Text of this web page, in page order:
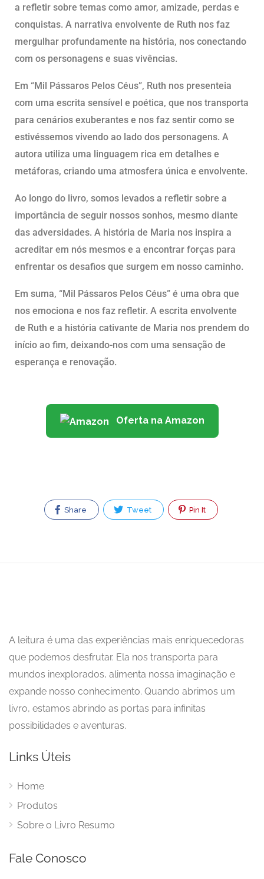
a refletir sobre temas como amor, amizade, perdas e
conquistas. A narrativa envolvente de Ruth nos faz
mergulhar profundamente na história, nos conectando
com os personagens e suas vivências.
Em “Mil Pássaros Pelos Céus”, Ruth nos presenteia
com uma escrita sensível e poética, que nos transporta
para cenários exuberantes e nos faz sentir como se
estivéssemos vivendo ao lado dos personagens. A
autora utiliza uma linguagem rica em detalhes e
metáforas, criando uma atmosfera única e envolvente.
Ao longo do livro, somos levados a refletir sobre a
importância de seguir nossos sonhos, mesmo diante
das adversidades. A história de Maria nos inspira a
acreditar em nós mesmos e a encontrar forças para
enfrentar os desafios que surgem em nosso caminho.
Em suma, “Mil Pássaros Pelos Céus” é uma obra que
nos emociona e nos faz refletir. A escrita envolvente
de Ruth e a história cativante de Maria nos prendem do
início ao fim, deixando-nos com uma sensação de
esperança e renovação.
Oferta na Amazon
Share Tweet Pin It
A leitura é uma das experiências mais enriquecedoras
que podemos desfrutar. Ela nos transporta para
mundos inexplorados, alimenta nossa imaginação e
expande nosso conhecimento. Quando abrimos um
livro, estamos abrindo as portas para infinitas
possibilidades e aventuras.
Links Úteis
Home
Produtos
Sobre o Livro Resumo
Fale Conosco